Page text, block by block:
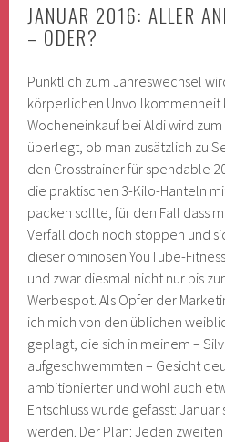
JANUAR 2016: ALLER
– ODER?
Pünktlich zum Jahreswechsel
körperlichen Unvollkommenheit
Wocheneinkauf bei Aldi wird
überlegt, ob man zusätzlich zu
den Crosstrainer für spendable
die praktischen 3-Kilo-Hanteln
packen sollte, für den Fall dass
Verfall doch noch stoppen und
dieser ominösen YouTube-
und zwar diesmal nicht nur bis
Werbespot. Als Opfer der
ich mich von den üblichen
geplagt, die sich in meinem –
aufgeschwemmten – Gesicht
ambitionierter und wohl auch
Entschluss wurde gefasst:
werden. Der Plan: Jeden